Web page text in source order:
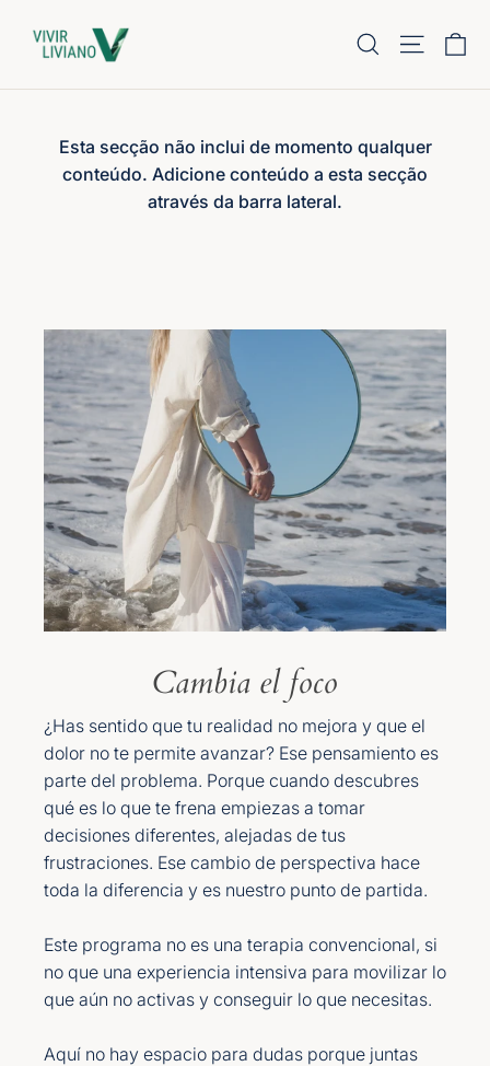
directamente
contenido
Esta secção não inclui de momento qualquer
conteúdo. Adicione conteúdo a esta secção
através da barra lateral.
Cambia el foco
¿Has sentido que tu realidad no mejora y que el
dolor no te permite avanzar? Ese pensamiento es
parte del problema. Porque cuando descubres
qué es lo que te frena empiezas a tomar
decisiones diferentes, alejadas de tus
frustraciones. Ese cambio de perspectiva hace
toda la diferencia y es nuestro punto de partida.
Este programa no es una terapia convencional, si
no que una experiencia intensiva para movilizar lo
que aún no activas y conseguir lo que necesitas.
Aquí no hay espacio para dudas porque juntas